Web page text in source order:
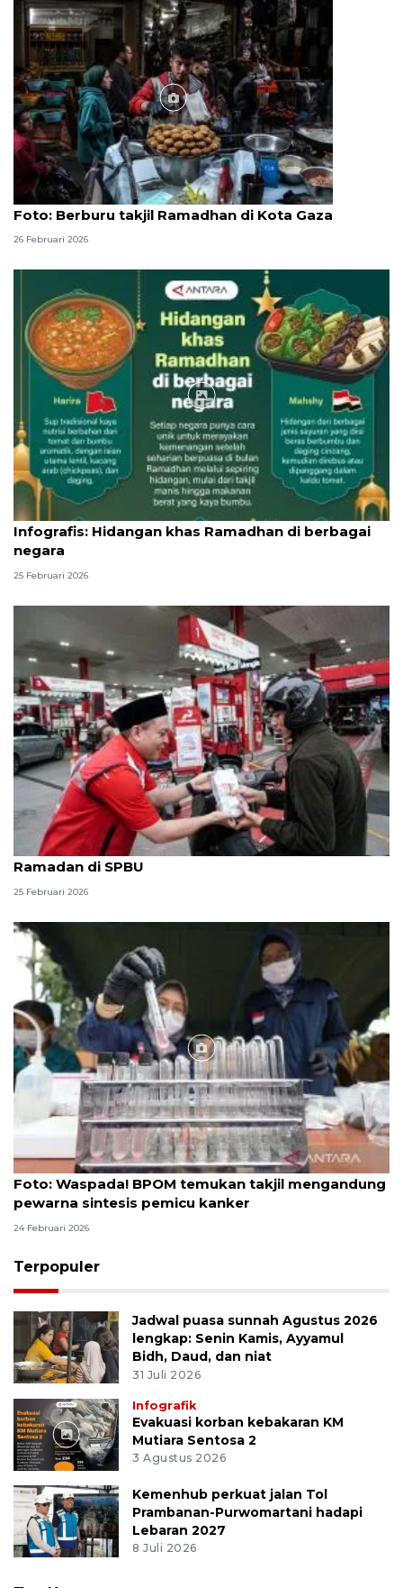
Foto
Foto: Berburu takjil Ramadhan di Kota Gaza
26 Februari 2026
Infografik
Infografis: Hidangan khas Ramadhan di berbagai
negara
25 Februari 2026
Pertamina Patra Niaga berbagi bingkisan takjil
Ramadan di SPBU
25 Februari 2026
Foto
Foto: Waspada! BPOM temukan takjil mengandung
pewarna sintesis pemicu kanker
24 Februari 2026
Terpopuler
Jadwal puasa sunnah Agustus 2026
lengkap: Senin Kamis, Ayyamul
Bidh, Daud, dan niat
31 Juli 2026
Infografik
Evakuasi korban kebakaran KM
Mutiara Sentosa 2
3 Agustus 2026
Kemenhub perkuat jalan Tol
Prambanan-Purwomartani hadapi
Lebaran 2027
8 Juli 2026